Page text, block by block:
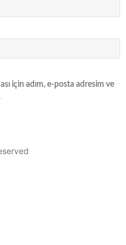
için adım, e-posta adresim ve